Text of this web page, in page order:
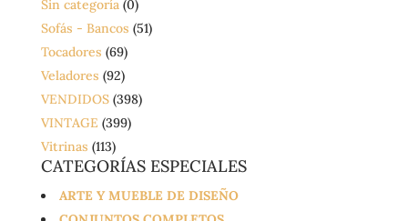
Sin categoría (0)
Sofás - Bancos (51)
Tocadores (69)
Veladores (92)
VENDIDOS (398)
VINTAGE (399)
Vitrinas (113)
CATEGORÍAS ESPECIALES
ARTE Y MUEBLE DE DISEÑO